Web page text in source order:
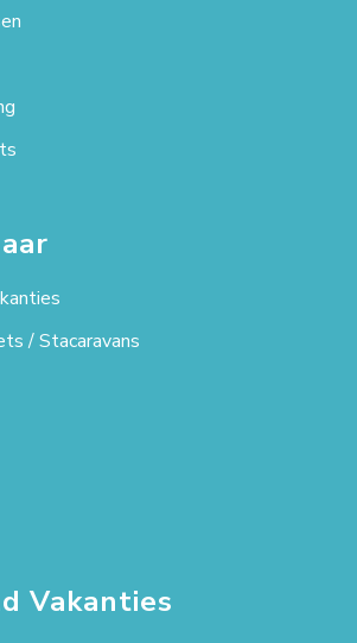
/ Stacaravans
Vakanties